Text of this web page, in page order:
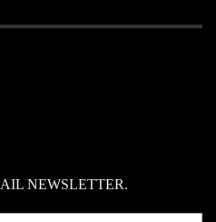
NEWSLETTER.